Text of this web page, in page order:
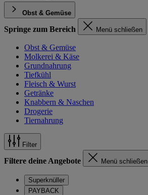
Obst & Gemüse
Springe zum Bereich Menü schließen
Obst & Gemüse
Molkerei & Käse
Grundnahrung
Tiefkühl
Fleisch & Wurst
Getränke
Knabbern & Naschen
Drogerie
Tiernahrung
Filter
Filtere deine Angebote Menü schließen
Superknüller
PAYBACK